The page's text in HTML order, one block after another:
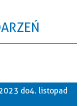
do 4. listopad